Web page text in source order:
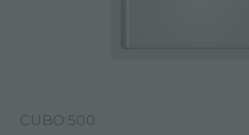
CUBO 500